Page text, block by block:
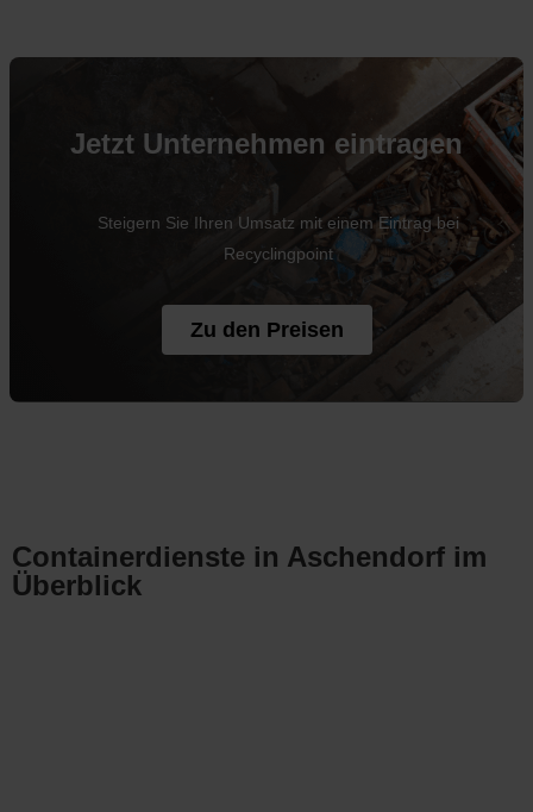
Jetzt Unternehmen eintragen
Steigern Sie Ihren Umsatz mit einem Eintrag bei
Recyclingpoint
Zu den Preisen
Containerdienste in Aschendorf im
Überblick